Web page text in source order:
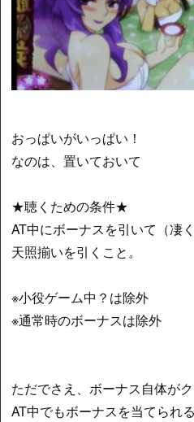
おっぱいがいっぱい！
なのは、置いておいて
★聴くための条件★
AT中にボーナスを引いて（凄
天照揃いを引くこと。
※小役ゲーム中？は除外
※通常時のボーナスは除外
ただでさえ、ボーナス自体が
AT中でもボーナスを当てられ